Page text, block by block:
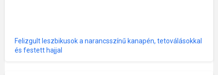
Felizgult leszbikusok a narancsszínű kanapén, tetoválásokkal
és festett hajjal